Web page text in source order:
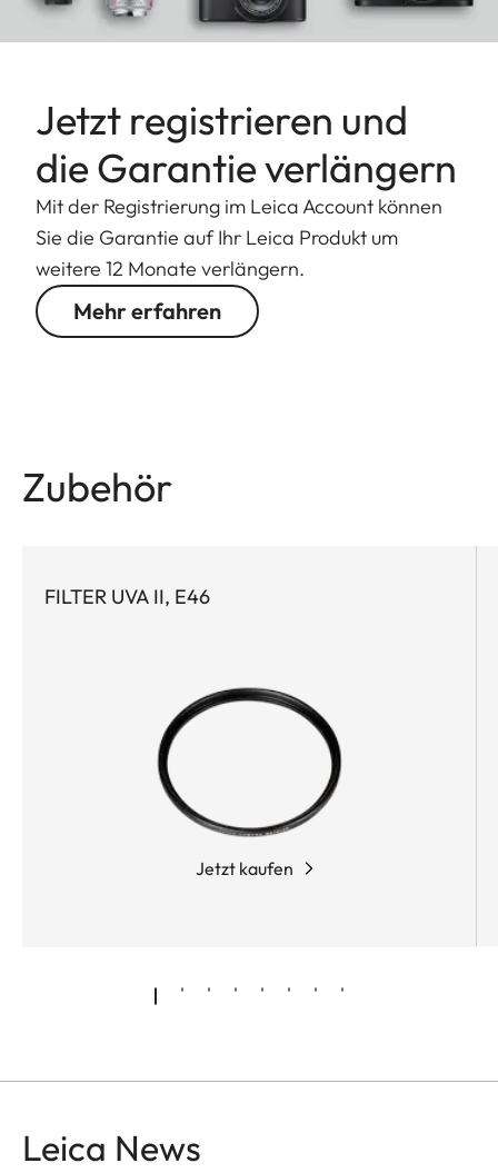
Jetzt registrieren und
die Garantie verlängern
Mit der Registrierung im Leica Account können
Sie die Garantie auf Ihr Leica Produkt um
weitere 12 Monate verlängern.
Mehr erfahren
Zubehör
FILTER UVA II, E46
Jetzt kaufen
Leica News